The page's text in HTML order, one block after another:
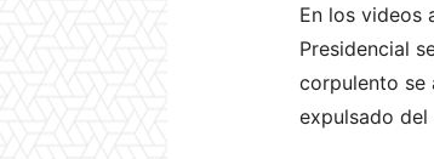
En los videos
Presidencial
corpulento se
expulsado del